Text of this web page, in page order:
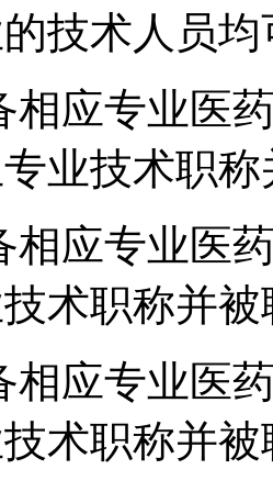
技术人员
相应专业医
业技术职
相应专业医
术职称并
相应专业医
术职称并